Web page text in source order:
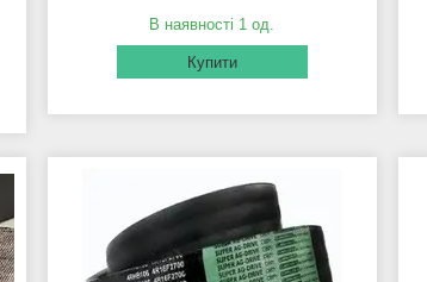
В наявності 1 од.
Купити